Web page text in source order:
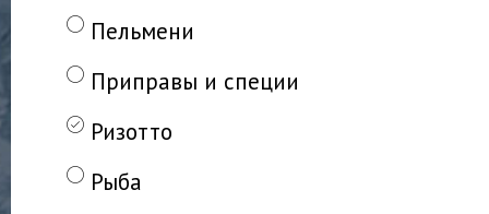
Пельмени
Приправы и специи
Ризотто
Рыба